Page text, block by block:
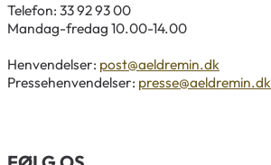
Telefon: 33 92 93 00
Mandag-fredag 10.00-14.00
Henvendelser: post@aeldremin.dk
Pressehenvendelser: presse@aeldremin.dk